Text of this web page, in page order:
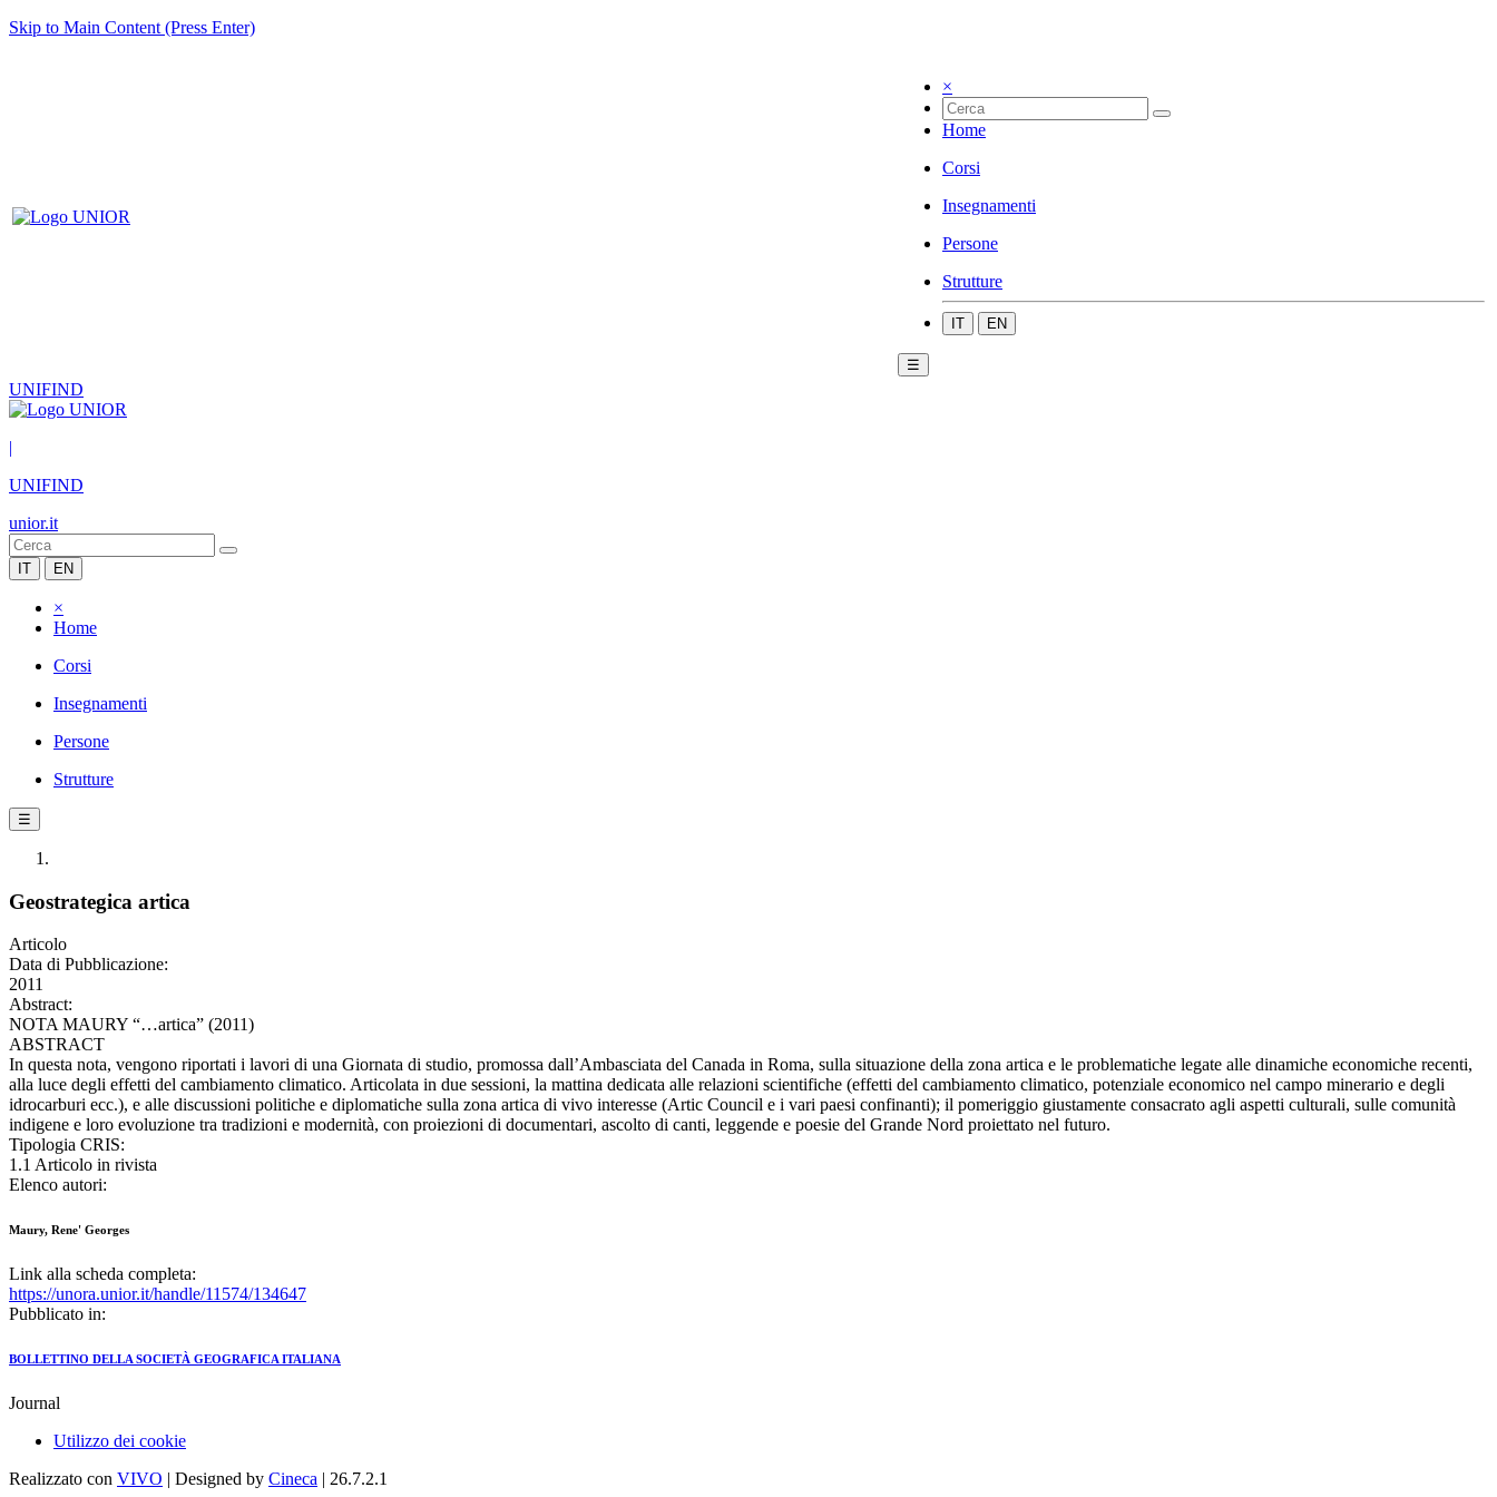
Skip to Main Content (Press Enter)
×
Home
Corsi
Insegnamenti
Persone
Strutture
IT EN
☰
UNIFIND
|
UNIFIND
unior.it
IT EN
×
Home
Corsi
Insegnamenti
Persone
Strutture
☰
Geostrategica artica
Articolo
Data di Pubblicazione:
2011
Abstract:
NOTA MAURY “…artica” (2011)
ABSTRACT
In questa nota, vengono riportati i lavori di una Giornata di studio, promossa dall’Ambasciata del Canada in Roma, sulla situazione della zona artica e le problematiche legate alle dinamiche economiche recenti,
alla luce degli effetti del cambiamento climatico. Articolata in due sessioni, la mattina dedicata alle relazioni scientifiche (effetti del cambiamento climatico, potenziale economico nel campo minerario e degli
idrocarburi ecc.), e alle discussioni politiche e diplomatiche sulla zona artica di vivo interesse (Artic Council e i vari paesi confinanti); il pomeriggio giustamente consacrato agli aspetti culturali, sulle comunità
indigene e loro evoluzione tra tradizioni e modernità, con proiezioni di documentari, ascolto di canti, leggende e poesie del Grande Nord proiettato nel futuro.
Tipologia CRIS:
1.1 Articolo in rivista
Elenco autori:
Maury, Rene' Georges
Link alla scheda completa:
https://unora.unior.it/handle/11574/134647
Pubblicato in:
BOLLETTINO DELLA SOCIETÀ GEOGRAFICA ITALIANA
Journal
Utilizzo dei cookie
Realizzato con VIVO | Designed by Cineca | 26.7.2.1